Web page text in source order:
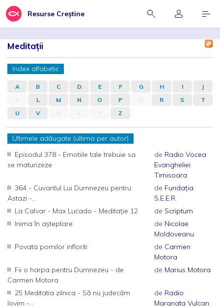
Resurse Creștine
Meditații
Index alfabetic
A B C D E F G H I
J
L M N O P R S
T
U
V Z
Ultimele adăugate (ultima per autor)
Episodul 378 - Emotiile tale trebuie sa
se maturizeze
de Radio Vocea
Evangheliei
Timisoara
364 - Cuvantul Lui Dumnezeu pentru
Astazi -...
de Fundația
S.E.E.R.
La Calvar - Max Lucado - Meditație 12
de Scriptum
Inima în așteptare
de Nicolae
Moldoveanu
Povata pomilor infloriti
de Carmen
Motora
Fii o harpa pentru Dumnezeu - de
Carmen Motora
de Marius Motora
25 Meditatia zilnica - Să nu judecăm
lovim -...
de Radio
Maranata Vulcan